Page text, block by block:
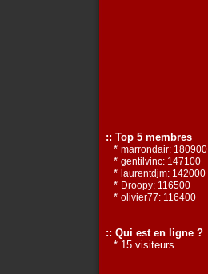
:: Top 5 membres
* marrondair: 180900
* gentilvinc: 147100
* laurentdjm: 142000
* Droopy: 116500
* olivier77: 116400
:: Qui est en ligne ?
* 15 visiteurs